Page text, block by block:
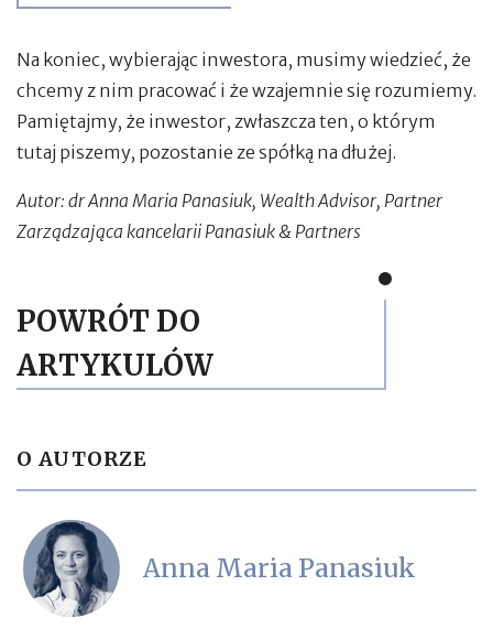
Na koniec, wybierając inwestora, musimy wiedzieć, że
chcemy z nim pracować i że wzajemnie się rozumiemy.
Pamiętajmy, że inwestor, zwłaszcza ten, o którym
tutaj piszemy, pozostanie ze spółką na dłużej.
Autor: dr Anna Maria Panasiuk, Wealth Advisor, Partner
Zarządzająca kancelarii Panasiuk & Partners
POWRÓT DO
ARTYKULÓW
O AUTORZE
Anna Maria Panasiuk